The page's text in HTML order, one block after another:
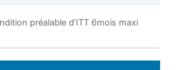
préalable d’ITT 6mois maxi